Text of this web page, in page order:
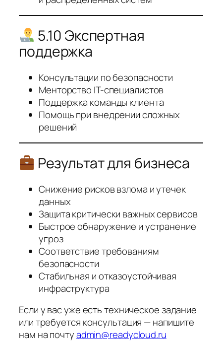
5.10 Экспертная
поддержка
Консультации по безопасности
Менторство IT-специалистов
Поддержка команды клиента
Помощь при внедрении сложных
решений
Результат для бизнеса
Снижение рисков взлома и утечек
данных
Защита критически важных сервисов
Быстрое обнаружение и устранение
угроз
Соответствие требованиям
безопасности
Стабильная и отказоустойчивая
инфраструктура
Если у вас уже есть техническое задание
или требуется консультация — напишите
нам на почтуadmin@readycloud.ru